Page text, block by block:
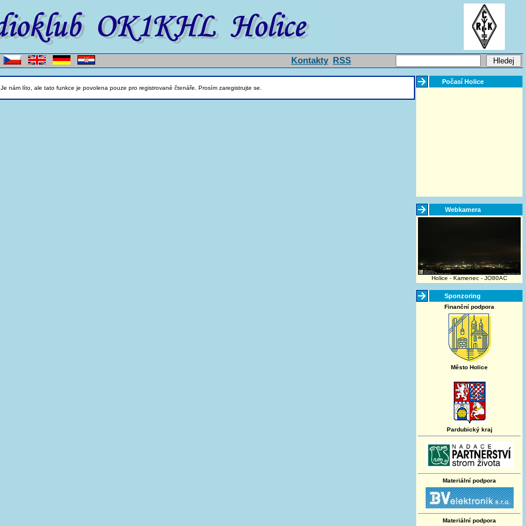
Kontakty RSS
Je nám líto, ale tato funkce je povolena pouze pro registrované čtenáře. Prosím zaregistrujte se.
Počasí Holice
Webkamera
Holice - Kamenec - JO80AC
Sponzoring
Finanční podpora
Město Holice
Pardubický kraj
Materiální podpora
Materiální podpora